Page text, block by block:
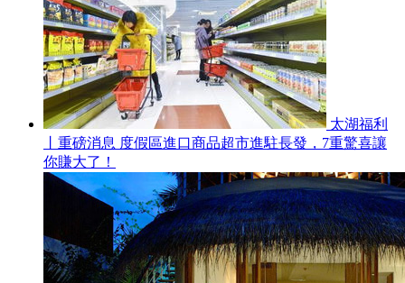
太湖福利
丨重磅消息 度假區進口商品超市進駐長發，7重驚喜讓
你賺大了！